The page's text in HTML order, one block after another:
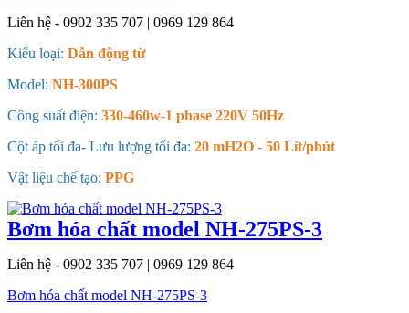
Liên hệ - 0902 335 707 | 0969 129 864
Kiểu loại: Dẫn động từ
Model: NH-300PS
Công suất điện: 330-460w-1 phase 220V 50Hz
Cột áp tối đa- Lưu lượng tối đa: 20 mH2O - 50 Lít/phút
Vật liệu chế tạo: PPG
Bơm hóa chất model NH-275PS-3
Liên hệ - 0902 335 707 | 0969 129 864
Bơm hóa chất model NH-275PS-3